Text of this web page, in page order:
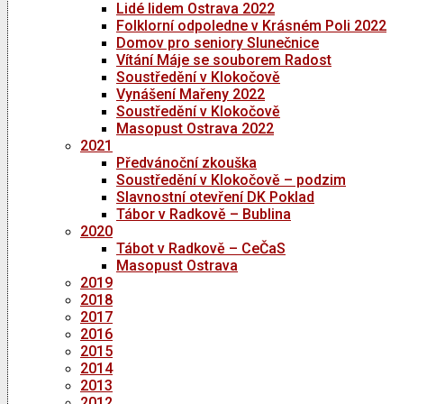
Lidé lidem Ostrava 2022
Folklorní odpoledne v Krásném Poli 2022
Domov pro seniory Slunečnice
Vítání Máje se souborem Radost
Soustředění v Klokočově
Vynášení Mařeny 2022
Soustředění v Klokočově
Masopust Ostrava 2022
2021
Předvánoční zkouška
Soustředění v Klokočově – podzim
Slavnostní otevření DK Poklad
Tábor v Radkově – Bublina
2020
Tábot v Radkově – CeČaS
Masopust Ostrava
2019
2018
2017
2016
2015
2014
2013